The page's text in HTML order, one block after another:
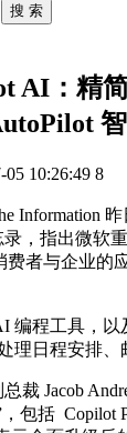
搜 索
AI：精
05 10:26:49 8
Information
，指出微软
费者与企业的
编程工具，以
理日程安排、
裁 Jacob
包括 Copilot